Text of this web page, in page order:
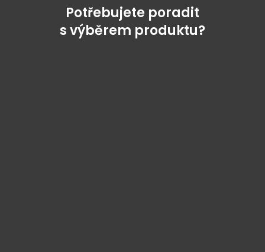
Potřebujete poradit
s výběrem produktu?